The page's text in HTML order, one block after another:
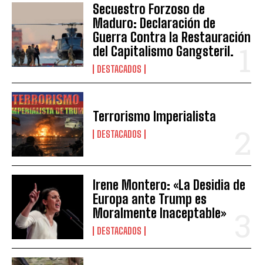
Secuestro Forzoso de
Maduro: Declaración de
Guerra Contra la Restauración
del Capitalismo Gangsteril.
DESTACADOS
Terrorismo Imperialista
DESTACADOS
Irene Montero: «La Desidia de
Europa ante Trump es
Moralmente Inaceptable»
DESTACADOS